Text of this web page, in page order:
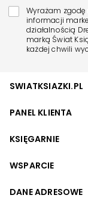
Wyrażam
informacji
działalnością
marką Świat
każdej chwili
SWIATKSIAZKI.PL
PANEL KLIENTA
KSIĘGARNIE
WSPARCIE
DANE ADRESOWE